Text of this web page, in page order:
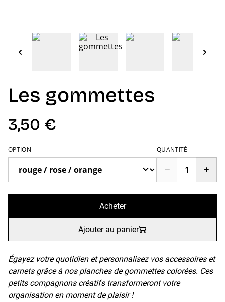
Les gommettes
3,50 €
OPTION QUANTITÉ
Acheter
Ajouter au panier
Égayez votre quotidien et personnalisez vos accessoires et
carnets grâce à nos planches de gommettes colorées. Ces
petits compagnons créatifs transformeront votre
organisation en moment de plaisir !